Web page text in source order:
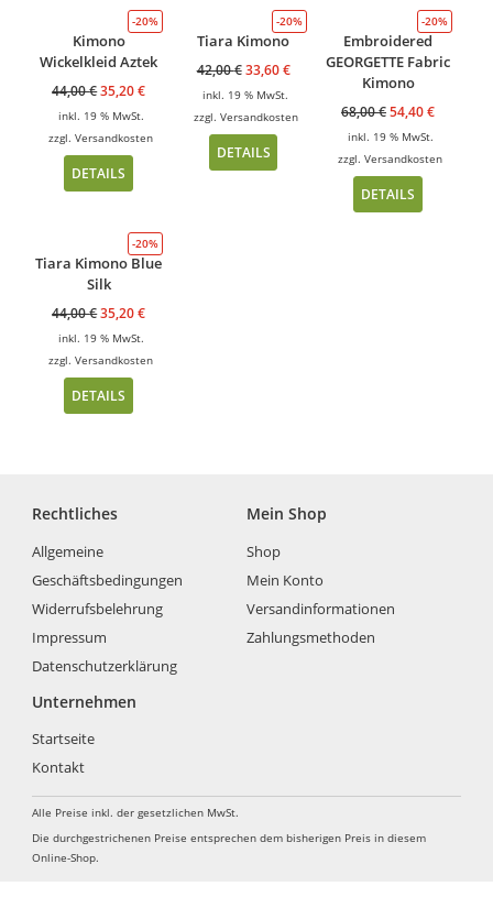
-20%
Kimono
Wickelkleid Aztek
44,00€35,20€
inkl. 19 % MwSt.
zzgl.Versandkosten
DETAILS
-20%
Tiara Kimono
42,00€ 33,60€
inkl. 19 % MwSt.
zzgl. Versandkosten
DETAILS
-20%
Embroidered
GEORGETTE Fabric
Kimono
68,00€54,40€
inkl. 19 % MwSt.
zzgl.Versandkosten
DETAILS
-20%
Tiara Kimono Blue
Silk
44,00€35,20€
inkl. 19 % MwSt.
zzgl.Versandkosten
DETAILS
Rechtliches
Allgemeine
Geschäftsbedingungen
Widerrufsbelehrung
Impressum
Datenschutzerklärung
Mein Shop
Shop
Mein Konto
Versandinformationen
Zahlungsmethoden
Unternehmen
Startseite
Kontakt
Alle Preise inkl. der gesetzlichen MwSt.
Die durchgestrichenen Preise entsprechen dem bisherigen Preis in diesem
Online-Shop.